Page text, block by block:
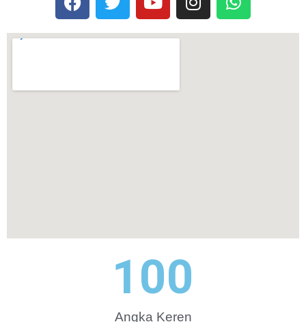
Angka Keren
100